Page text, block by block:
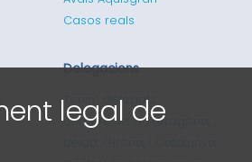
Casos reals
Delegacions
Tenim delegats
comercials a Tarragona,
legal de